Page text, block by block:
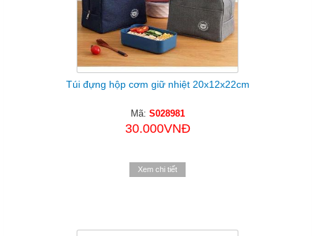
Túi đựng hộp cơm giữ nhiệt 20x12x22cm
Mã: S028981
30.000VNĐ
Xem chi tiết